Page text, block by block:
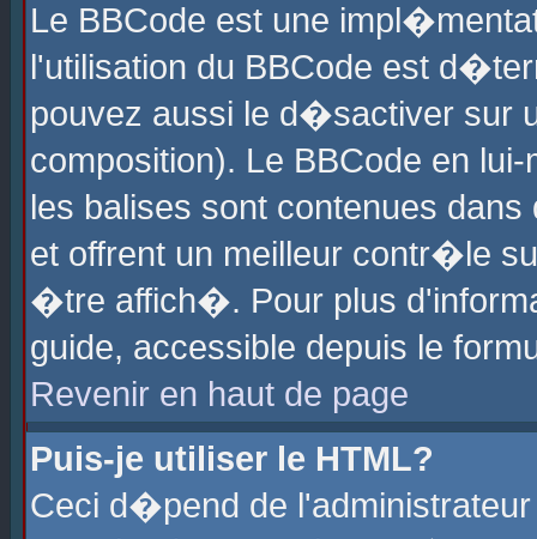
Le BBCode est une
l'utilisation du BBCode est
pouvez aussi le d�sactiver sur
composition). Le BBCode en
les balises sont contenues
et offrent un meilleur contr�le
�tre affich�. Pour plus
guide, accessible depuis le
Revenir en haut de page
Puis-je utiliser le HTML?
Ceci d�pend de